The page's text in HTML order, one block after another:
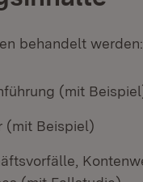
behandelt werden:
(mit
(mit Beispiel)